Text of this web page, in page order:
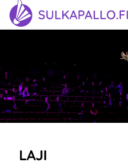
Siirry sivun sisältöön
SIIRRY ETUSIVULLE
LAJI